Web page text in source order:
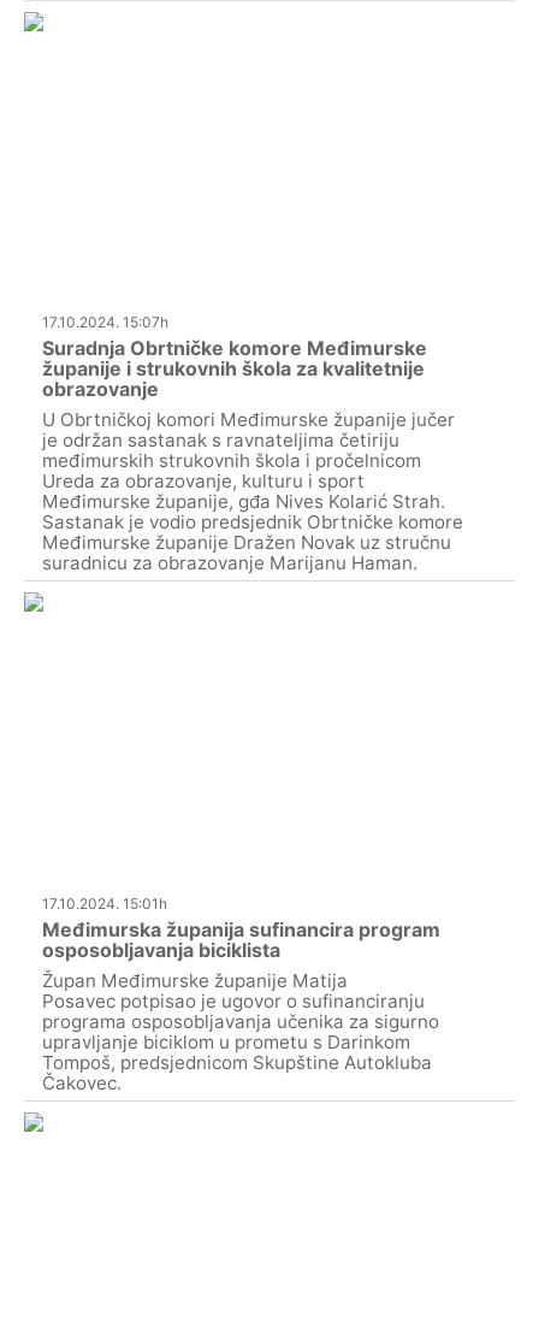
17.10.2024. 15:07h
Suradnja Obrtničke komore Međimurske
županije i strukovnih škola za kvalitetnije
obrazovanje
U Obrtničkoj komori Međimurske županije jučer
je održan sastanak s ravnateljima četiriju
međimurskih strukovnih škola i pročelnicom
Ureda za obrazovanje, kulturu i sport
Međimurske županije, gđa Nives Kolarić Strah.
Sastanak je vodio predsjednik Obrtničke komore
Međimurske županije Dražen Novak uz stručnu
suradnicu za obrazovanje Marijanu Haman.
17.10.2024. 15:01h
Međimurska županija sufinancira program
osposobljavanja biciklista
Župan Međimurske županije Matija
Posavec potpisao je ugovor o sufinanciranju
programa osposobljavanja učenika za sigurno
upravljanje biciklom u prometu s Darinkom
Tompoš, predsjednicom Skupštine Autokluba
Čakovec.